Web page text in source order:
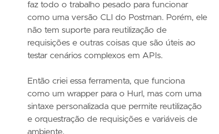
faz todo o trabalho pesado para funcionar
como uma versão CLI do Postman. Porém, ele
não tem suporte para reutilização de
requisições e outras coisas que são úteis ao
testar cenários complexos em APIs.
Então criei essa ferramenta, que funciona
como um wrapper para o Hurl, mas com uma
sintaxe personalizada que permite reutilização
e orquestração de requisições e variáveis de
ambiente.